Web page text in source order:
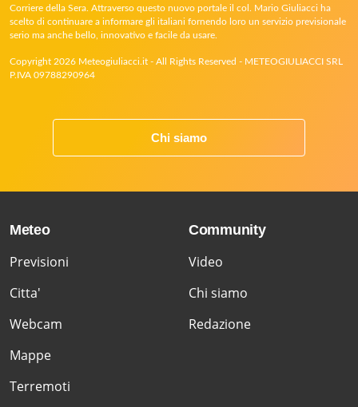
Corriere della Sera. Attraverso questo nuovo portale il col. Mario Giuliacci ha
scelto di continuare a informare gli italiani fornendo loro un servizio previsionale
serio ma anche bello, innovativo e facile da usare.
Copyright 2026 Meteogiuliacci.it - All Rights Reserved - METEOGIULIACCI SRL
P.IVA 09788290964
Chi siamo
Meteo
Previsioni
Citta'
Webcam
Mappe
Terremoti
Community
Video
Chi siamo
Redazione